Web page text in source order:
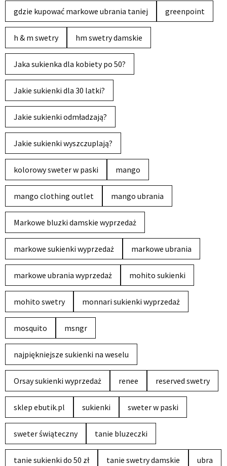
gdzie kupować markowe ubrania taniej greenpoint
h & m swetry hm swetry damskie
Jaka sukienka dla kobiety po 50?
Jakie sukienki dla 30 latki?
Jakie sukienki odmładzają?
Jakie sukienki wyszczuplają?
kolorowy sweter w paski mango
mango clothing outlet mango ubrania
Markowe bluzki damskie wyprzedaż
markowe sukienki wyprzedaż markowe ubrania
markowe ubrania wyprzedaż mohito sukienki
mohito swetry monnari sukienki wyprzedaż
mosquito msngr
najpiękniejsze sukienki na weselu
Orsay sukienki wyprzedaż renee reserved swetry
sklep ebutik.pl sukienki sweter w paski
sweter świąteczny tanie bluzeczki
tanie sukienki do 50 zł tanie swetry damskie ubra